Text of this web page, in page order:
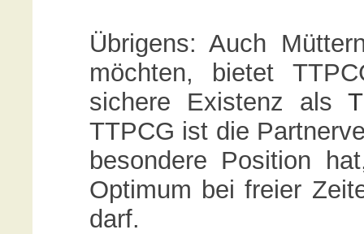
Übrigens: Auch
möchten, bietet
sichere Existenz als
TTPCG ist die
besondere Position
Optimum bei freier
darf.